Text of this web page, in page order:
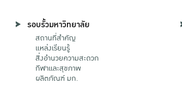
รอบรั้วมหาวิทยาลัย
สถานที่สำคัญ
แหล่งเรียนรู้
สิ่งอำนวยความสะดวก
กีฬาและสุขภาพ
ผลิตภัณฑ์ มก.